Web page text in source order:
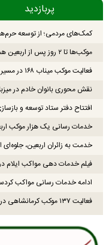
پربازدید
کمک‌های مردمی؛ از توسعه حرم‌ها
موکب‌ها تا ۲ روز پس از اربعین هم به زائران خدمت‌رسانی می‌کنند
فعالیت موکب میناب ۱۶۸ در مسیر پیاده روی اربعین
نقش محوری بانوان خادم در
افتتاح دفتر ستاد توسعه و
خدمات رسانی یک هزار موکب
خدمت به زائران اربعین،
فیلم خدمات دهی مواکب ایلام
ادامه خدمات رسانی مواکب
فعالیت ۱۳۷ موکب کرمانشاهی در مسیر بازگشت زوار اربعین